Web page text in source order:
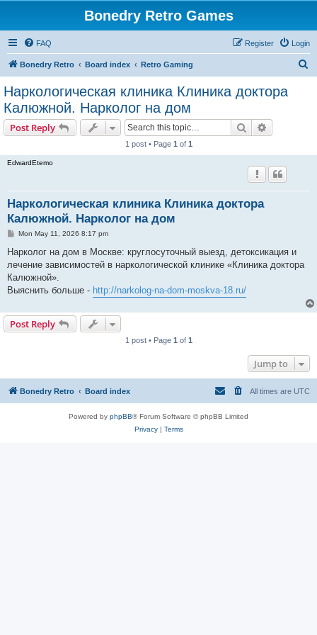
Bonedry Retro Games
FAQ Login
Register
Bonedry Retro Board index Retro Gaming
Наркологическая клиника Клиника доктора
Калюжной. Нарколог на дом
Post Reply Search
1 post • Page 1 of 1
EdwardEtemo
Наркологическая клиника Клиника доктора
Калюжной. Нарколог на дом
P
s
Mon May 11, 2026 8:17 pm
Нарколог на дом в Москве: круглосуточный выезд, детоксикация и
лечение зависимостей в наркологической клинике «Клиника доктора
Калюжной».
Выяснить больше - http://narkolog-na-dom-moskva-18.ru/
Post Reply
1 post • Page 1 of 1
Jump to
Bonedry Retro Board index All times are UTC
Powered by phpBB® Forum Software © phpBB Limited
Privacy| Terms